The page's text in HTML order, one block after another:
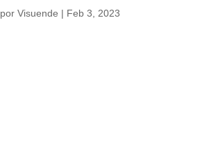
porVisuende | Feb 3, 2023